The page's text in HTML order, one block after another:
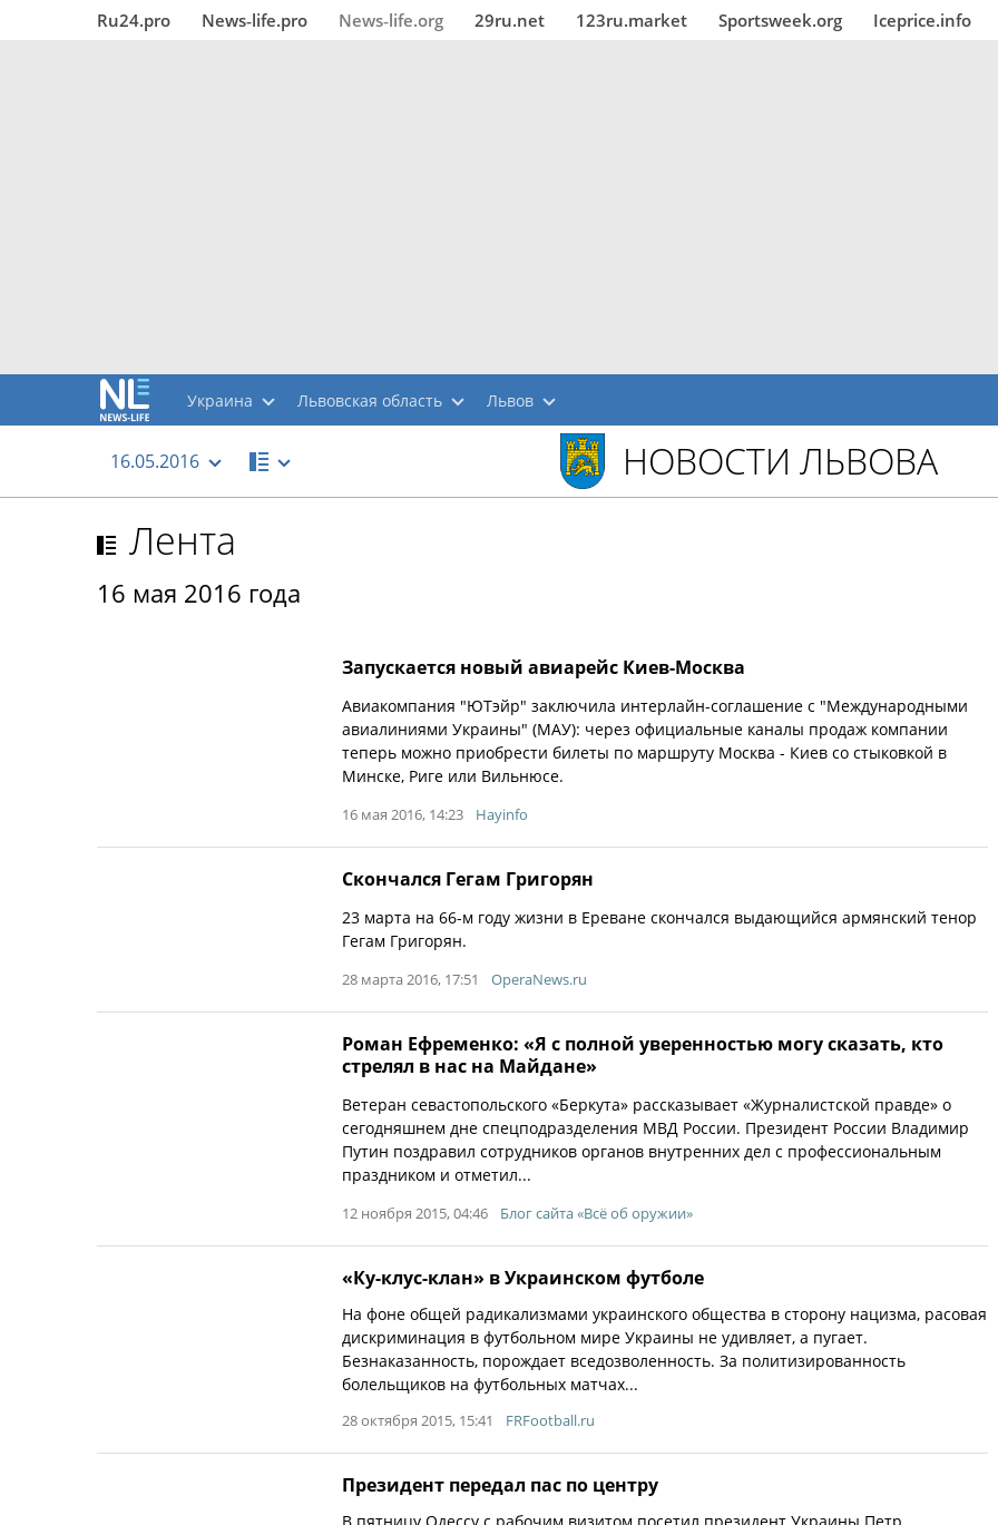
Ru24.pro News‑life.pro News‑life.org 29ru.net 123ru.market Sportsweek.org Iceprice.info
Украина Львовская область Львов
16.05.2016 НОВОСТИ ЛЬВОВА
Лента
16 мая 2016 года
Запускается новый авиарейс Киев-Москва
Авиакомпания "ЮТэйр" заключила интерлайн-соглашение с "Международными
авиалиниями Украины" (МАУ): через официальные каналы продаж компании
теперь можно приобрести билеты по маршруту Москва - Киев со стыковкой в
Минске, Риге или Вильнюсе.
16 мая 2016, 14:23 Hayinfo
Скончался Гегам Григорян
23 марта на 66-м году жизни в Ереване скончался выдающийся армянский тенор
Гегам Григорян.
28 марта 2016, 17:51 OperaNews.ru
Роман Ефременко: «Я с полной уверенностью могу сказать, кто
стрелял в нас на Майдане»
Ветеран севастопольского «Беркута» рассказывает «Журналистской правде» о
сегодняшнем дне спецподразделения МВД России. Президент России Владимир
Путин поздравил сотрудников органов внутренних дел с профессиональным
праздником и отметил...
12 ноября 2015, 04:46 Блог сайта «Всё об оружии»
«Ку-клус-клан» в Украинском футболе
На фоне общей радикализмами украинского общества в сторону нацизма, расовая
дискриминация в футбольном мире Украины не удивляет, а пугает.
Безнаказанность, порождает вседозволенность. За политизированность
болельщиков на футбольных матчах...
28 октября 2015, 15:41 FRFootball.ru
Президент передал пас по центру